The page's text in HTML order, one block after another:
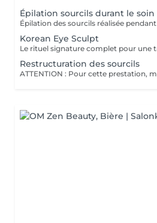
Épilation sourcils durant le soin
Épilation des sourcils réalisée
Korean Eye Sculpt
Restructuration des sourcils